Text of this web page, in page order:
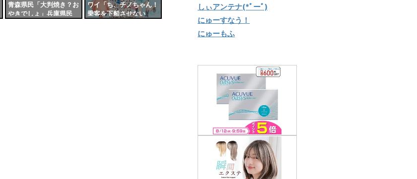
青森県民「大判焼き？お
やきでしょ」兵庫県民
ワイ「ち、チノちゃん！
乗客を下船させない
しぃアンテナ(*ﾟーﾟ)
にゅーすなう！
にゅーもふ